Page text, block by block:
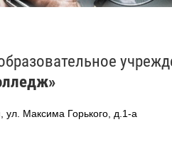
ул. Максима Горького, д.1-а